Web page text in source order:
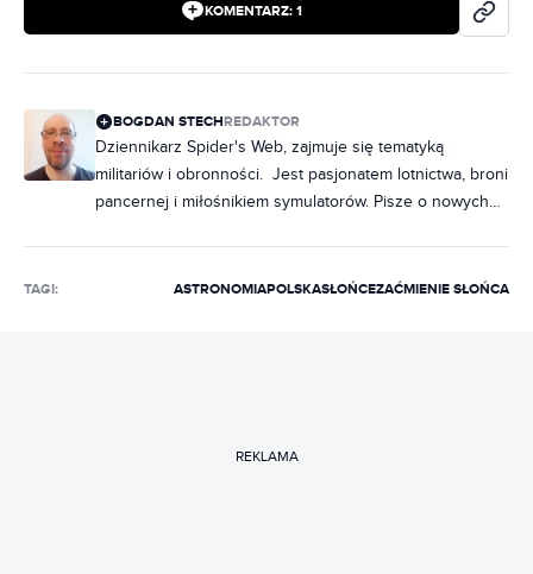
KOMENTARZ: 1
BOGDAN STECHREDAKTOR
Dziennikarz Spider's Web, zajmuje się tematyką
militariów i obronności. Jest pasjonatem lotnictwa, broni
pancernej i miłośnikiem symulatorów. Pisze o nowych
Wietnamu w XX wieku. Dziennikarzem jest od 1998
TAGI: ASTRONOMIAPOLSKASŁOŃCEZAĆMIENIE SŁOŃCA
REKLAMA